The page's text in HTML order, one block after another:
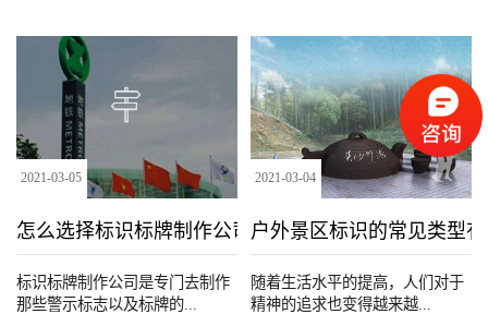
2021-03-05
怎么选择标识标牌制作公司？
标识标牌制作公司是专门去制作
那些警示标志以及标牌的...
2021-03-04
户外景区标识的常见类型
随着生活水平的提高，人们对于
精神的追求也变得越来越...